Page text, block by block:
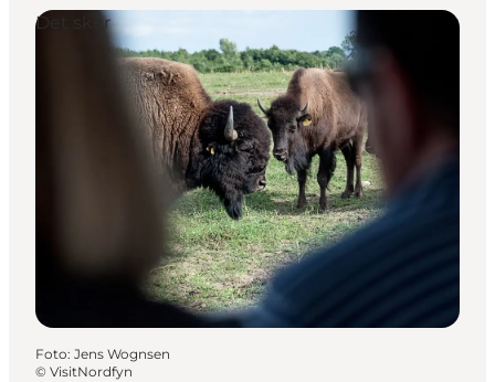
Det sker
Foto: Jens Wognsen
© VisitNordfyn